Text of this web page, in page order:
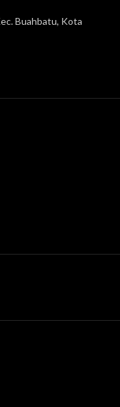
Buahbatu, Kota